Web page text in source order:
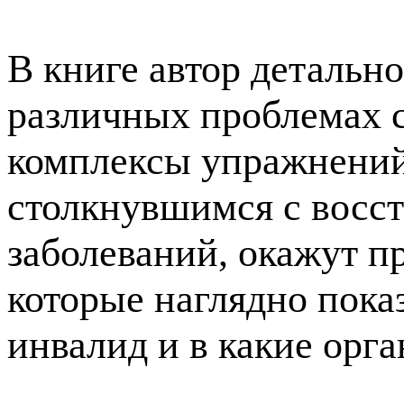
В книге автор
различных проблемах
комплексы
столкнувшимся с
заболеваний, окажут
которые наглядно
инвалид и в какие